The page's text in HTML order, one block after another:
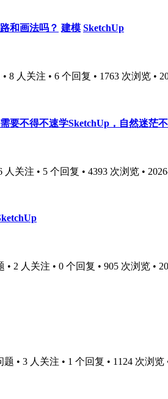
和画法吗？ 建模 SketchUp
8 人关注 • 6 个回复 • 1763 次浏览 •
要不得不速学SketchUp，自然迷茫
人关注 • 5 个回复 • 4393 次浏览 •
• 2 人关注 • 0 个回复 • 905 次浏览 •
题 • 3 人关注 • 1 个回复 • 1124 次浏览